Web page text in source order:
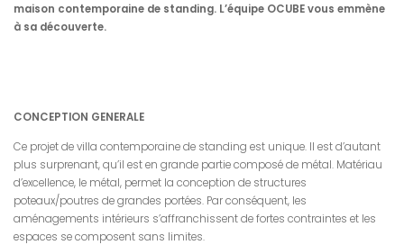
maison contemporaine de standing. L’équipe OCUBE vous emmène
à sa découverte.
CONCEPTION GENERALE
Ce projet de villa contemporaine de standing est unique. Il est d’autant
plus surprenant, qu’il est en grande partie composé de métal. Matériau
d’excellence, le métal, permet la conception de structures
poteaux/poutres de grandes portées. Par conséquent, les
aménagements intérieurs s’affranchissent de fortes contraintes et les
espaces se composent sans limites.